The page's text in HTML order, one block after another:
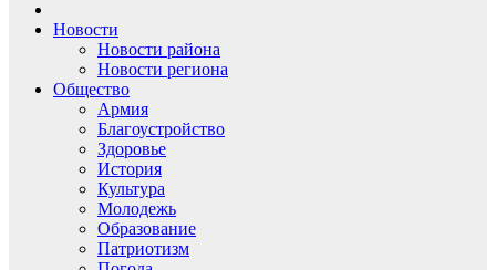
Новости
Новости района
Новости региона
Общество
Армия
Благоустройство
Здоровье
История
Культура
Молодежь
Образование
Патриотизм